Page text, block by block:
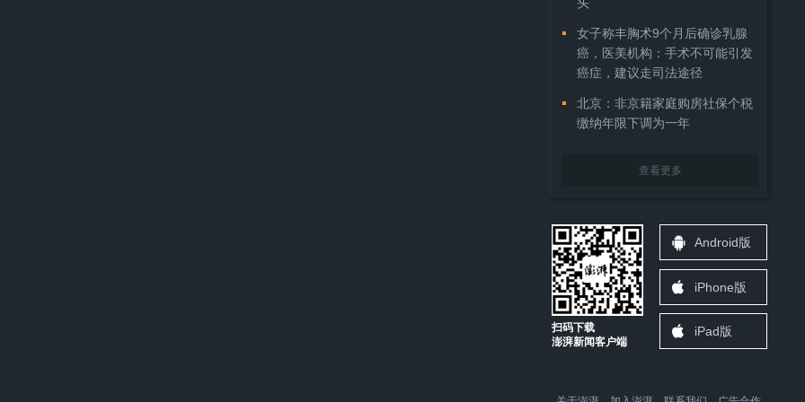
女子称丰胸术9个月后确诊乳腺
癌，医美机构：手术不可能引发
癌症，建议走司法途径
北京：非京籍家庭购房社保个税
缴纳年限下调为一年
查看更多
扫码下载
澎湃新闻客户端
Android版
iPhone版
iPad版